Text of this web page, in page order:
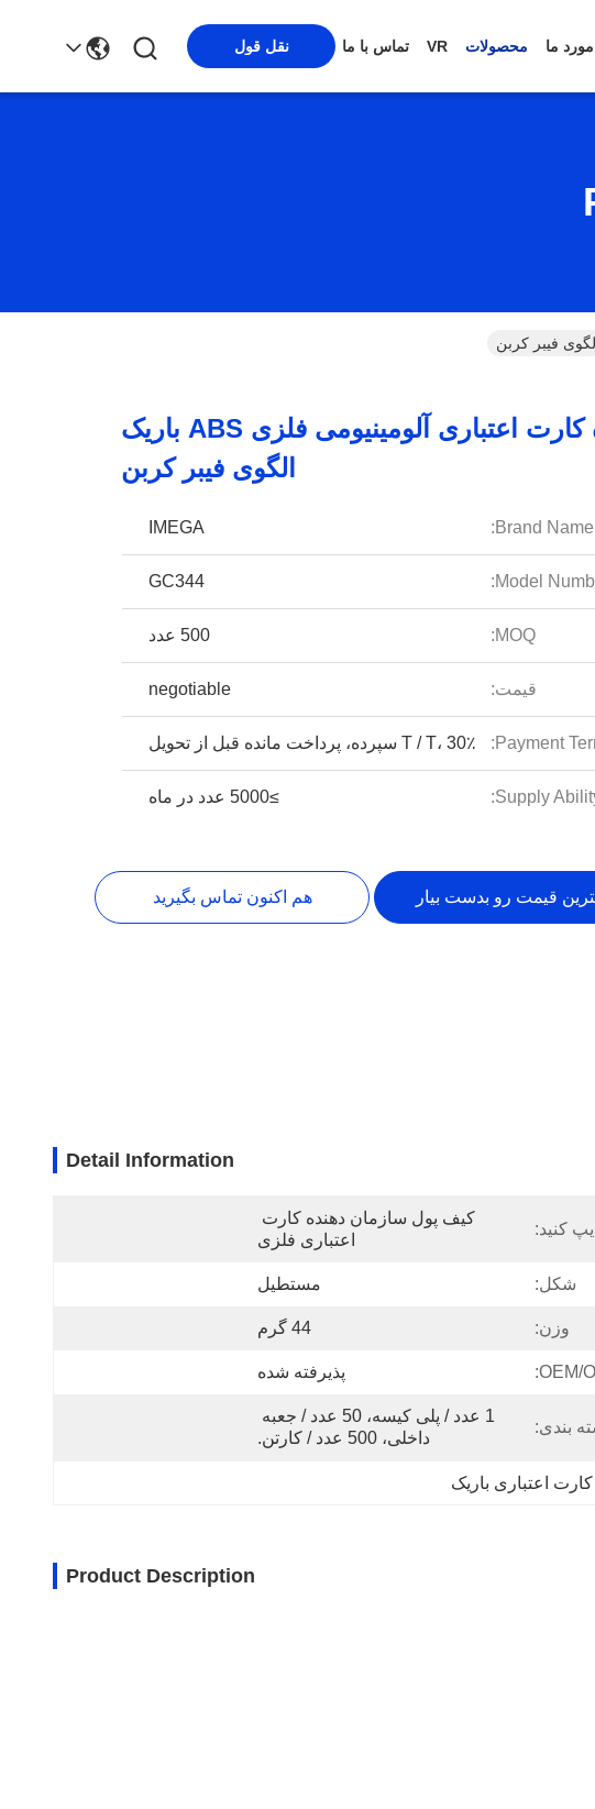
ما محصولات VR تماس با ما نقل قول
دارنده کارت اعتباری آلومینیومی فلزی ABS باریک
الگوی فیبر کربن
Brand Name:
IMEGA
Model
GC344
MOQ: 500 عدد
قیمت: negotiable
Payment T / T، 30٪ سپرده، پرداخت مانده قبل از تحویل
Supply ≥5000 عدد در ماه
قیمت رو بدست بیار هم اکنون تماس بگیرید
Detail Information
کنید:
اعتباری فلزی
شکل: مستطیل
وزن: 44 گرم
OEM/ پذیرفته شده
بندی:
داخلی، 500 عدد / کارتن.
اعتباری باریک
Product Description